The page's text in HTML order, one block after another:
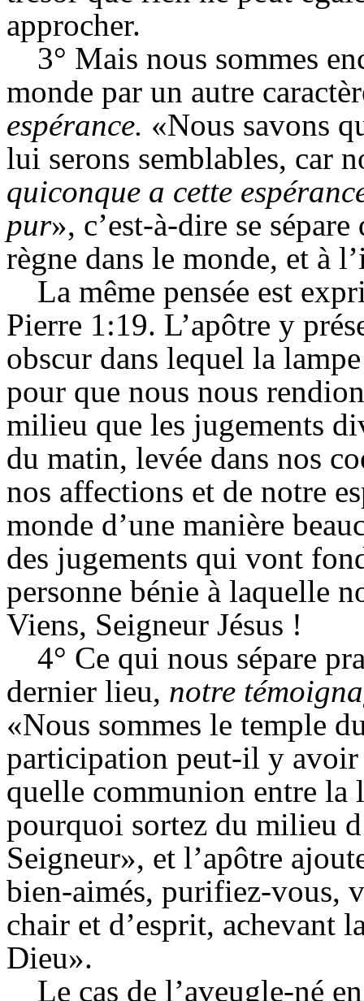
approcher.
3° Mais nous sommes
monde par un autre
espérance. «Nous savons
lui serons semblables, car
quiconque a cette
pur», c’est-à-dire se sépare
règne dans le monde, et à
La même pensée est
Pierre 1:19. L’apôtre y
obscur dans lequel la
pour que nous nous
milieu que les jugements
du matin, levée dans nos
nos affections et de notre
monde d’une manière
des jugements qui vont
personne bénie à laquelle
Viens, Seigneur Jésus !
4° Ce qui nous sépare
dernier lieu, notre
«Nous sommes le temple
participation peut-il y
quelle communion entre la
pourquoi sortez du milieu
Seigneur», et l’apôtre
bien-aimés, purifiez-vous,
chair et d’esprit, achevant
Dieu».
Le cas de l’aveugle-né